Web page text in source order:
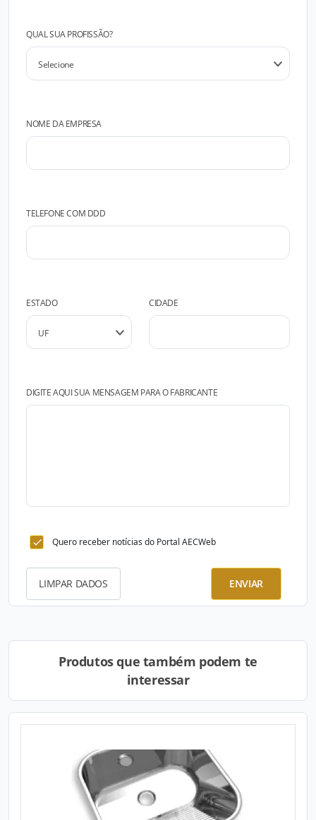
QUAL SUA PROFISSÃO?
NOME DA EMPRESA
TELEFONE COM DDD
ESTADO CIDADE
DIGITE AQUI SUA MENSAGEM PARA O FABRICANTE
Quero receber notícias do Portal AECWeb
LIMPAR DADOS ENVIAR
Produtos que também podem te
interessar